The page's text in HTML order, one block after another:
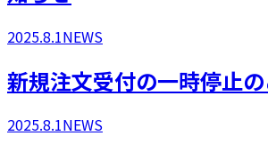
2025.8.1NEWS
新規注文受付の一時停止
2025.8.1NEWS